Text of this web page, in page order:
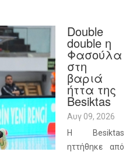
Double
double η
Φασούλα
στη
βαριά
ήττα της
Besiktas
Αυγ 09, 2026
Η Besiktas
ηττήθηκε από